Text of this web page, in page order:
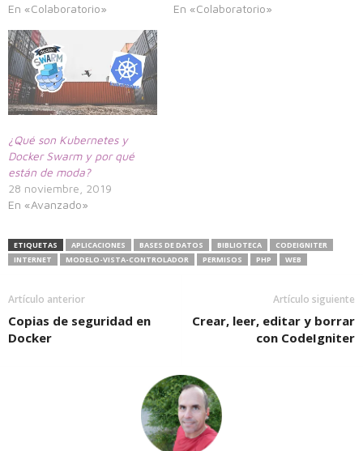
En «Colaboratorio»
En «Colaboratorio»
¿Qué son Kubernetes y
Docker Swarm y por qué
están de moda?
28 noviembre, 2019
En «Avanzado»
ETIQUETAS APLICACIONES BASES DE DATOS BIBLIOTECA
CODEIGNITER
INTERNET
MODELO-VISTA-CONTROLADOR PERMISOS PHP WEB
Artículo anterior
Copias de seguridad en
Docker
Artículo siguiente
Crear, leer, editar y borrar
con CodeIgniter